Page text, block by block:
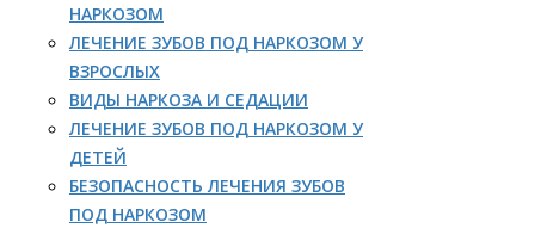
НАРКОЗОМ
ЛЕЧЕНИЕ ЗУБОВ ПОД НАРКОЗОМ У
ВЗРОСЛЫХ
ВИДЫ НАРКОЗА И СЕДАЦИИ
ЛЕЧЕНИЕ ЗУБОВ ПОД НАРКОЗОМ У
ДЕТЕЙ
БЕЗОПАСНОСТЬ ЛЕЧЕНИЯ ЗУБОВ
ПОД НАРКОЗОМ